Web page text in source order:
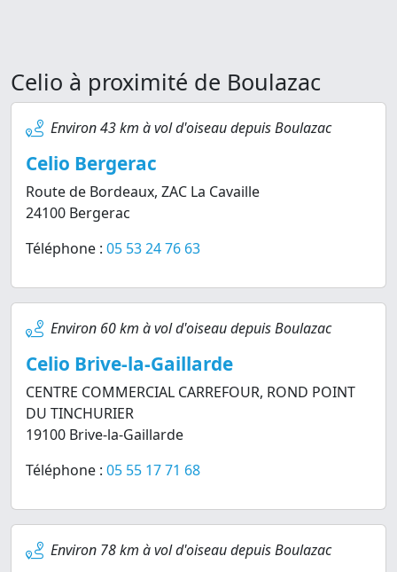
Celio à proximité de Boulazac
Environ 43 km à vol d'oiseau depuis Boulazac
Celio Bergerac
Route de Bordeaux, ZAC La Cavaille
24100 Bergerac
Téléphone : 05 53 24 76 63
Environ 60 km à vol d'oiseau depuis Boulazac
Celio Brive-la-Gaillarde
CENTRE COMMERCIAL CARREFOUR, ROND POINT
DU TINCHURIER
19100 Brive-la-Gaillarde
Téléphone : 05 55 17 71 68
Environ 78 km à vol d'oiseau depuis Boulazac